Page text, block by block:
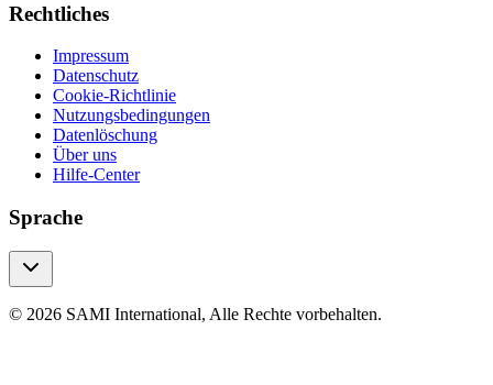
Rechtliches
Impressum
Datenschutz
Cookie-Richtlinie
Nutzungsbedingungen
Datenlöschung
Über uns
Hilfe-Center
Sprache
© 2026 SAMI International, Alle Rechte vorbehalten.